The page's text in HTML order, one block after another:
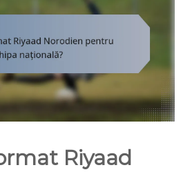
Riyaad